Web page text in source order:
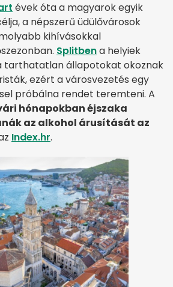
évek óta a magyarok egyik
a népszerű üdülővárosok
kihívásokkal
Splitbena helyiek
tarthatatlan állapotokat okoznak
ezért a városvezetés egy
próbálna rendet teremteni. A
hónapokban éjszaka
az alkohol árusítását az
Index.hr.